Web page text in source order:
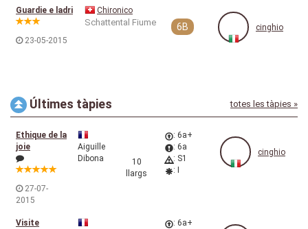
Guardie e ladri
23-05-2015
Chironico
Schattental Fiume 6B cinghio
Últimes tàpies totes les tàpies »
Ethique de la
joie
27-07-
2015
Aiguille
Dibona
10
llargs
: 6a+
: 6a
: S1
: I
cinghio
Visite
: 6a+